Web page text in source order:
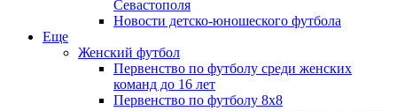
Севастополя
Новости детско-юношеского футбола
Еще
Женский футбол
Первенство по футболу среди женских
команд до 16 лет
Первенство по футболу 8х8